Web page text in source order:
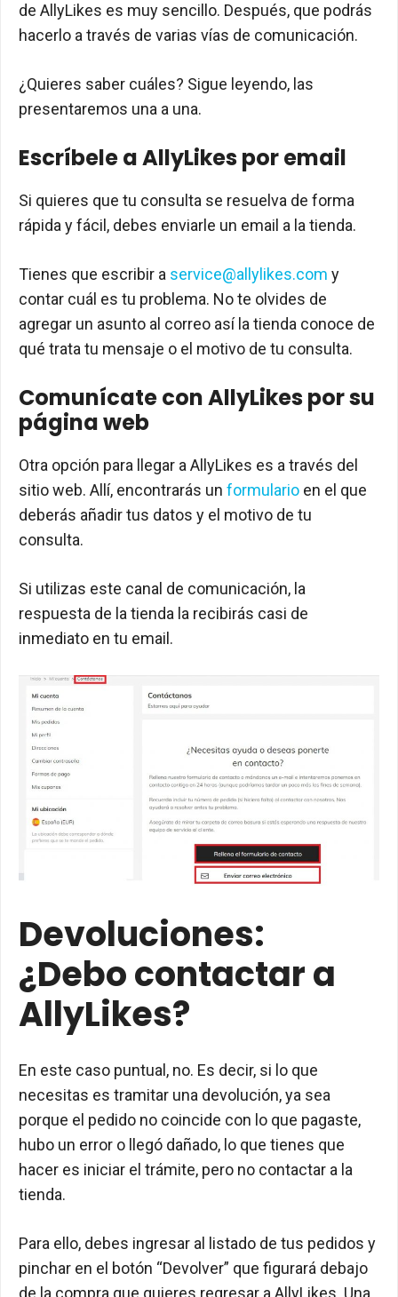
de AllyLikes es muy sencillo. Después, que podrás
hacerlo a través de varias vías de comunicación.
¿Quieres saber cuáles? Sigue leyendo, las
presentaremos una a una.
Escríbele a AllyLikes por email
Si quieres que tu consulta se resuelva de forma
rápida y fácil, debes enviarle un email a la tienda.
Tienes que escribir a service@allylikes.com y
contar cuál es tu problema. No te olvides de
agregar un asunto al correo así la tienda conoce de
qué trata tu mensaje o el motivo de tu consulta.
Comunícate con AllyLikes por su
página web
Otra opción para llegar a AllyLikes es a través del
sitio web. Allí, encontrarás un formulario en el que
deberás añadir tus datos y el motivo de tu
consulta.
Si utilizas este canal de comunicación, la
respuesta de la tienda la recibirás casi de
inmediato en tu email.
Devoluciones:
¿Debo contactar a
AllyLikes?
En este caso puntual, no. Es decir, si lo que
necesitas es tramitar una devolución, ya sea
porque el pedido no coincide con lo que pagaste,
hubo un error o llegó dañado, lo que tienes que
hacer es iniciar el trámite, pero no contactar a la
tienda.
Para ello, debes ingresar al listado de tus pedidos y
pinchar en el botón “Devolver” que figurará debajo